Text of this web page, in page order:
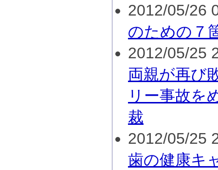
2012/05/26
のための７
2012/05/25
両親が再び
リー事故
裁
2012/05/25
歯の健康キ